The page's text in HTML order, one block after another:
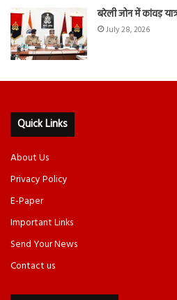
बरेली जोन में कांवड़
July 28, 2026
Quick Links
About Us
Privacy Policy
E-Paper
Important Links
Send Your News
Contact us